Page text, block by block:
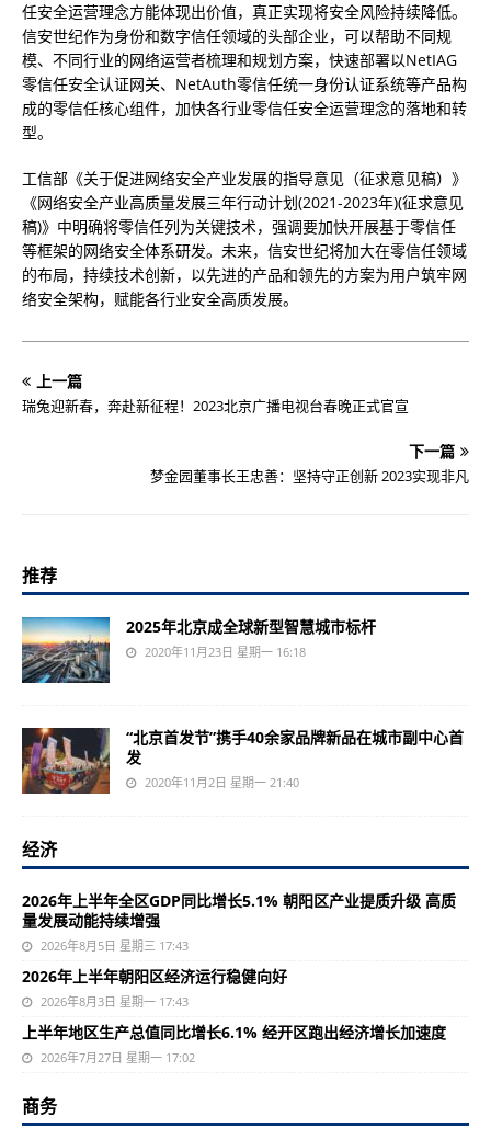
任安全运营理念方能体现出价值，真正实现将安全风险持续降低。
信安世纪作为身份和数字信任领域的头部企业，可以帮助不同规
模、不同行业的网络运营者梳理和规划方案，快速部署以NetIAG
零信任安全认证网关、NetAuth零信任统一身份认证系统等产品构
成的零信任核心组件，加快各行业零信任安全运营理念的落地和转
型。
工信部《关于促进网络安全产业发展的指导意见（征求意见稿）》
《网络安全产业高质量发展三年行动计划(2021-2023年)(征求意见
稿)》中明确将零信任列为关键技术，强调要加快开展基于零信任
等框架的网络安全体系研发。未来，信安世纪将加大在零信任领域
的布局，持续技术创新，以先进的产品和领先的方案为用户筑牢网
络安全架构，赋能各行业安全高质发展。
上一篇
瑞兔迎新春，奔赴新征程！2023北京广播电视台春晚正式官宣
下一篇
梦金园董事长王忠善：坚持守正创新 2023实现非凡
推荐
2025年北京成全球新型智慧城市标杆
2020年11月23日 星期一 16:18
“北京首发节”携手40余家品牌新品在城市副中心首
发
2020年11月2日 星期一 21:40
经济
2026年上半年全区GDP同比增长5.1% 朝阳区产业提质升级 高质
量发展动能持续增强
2026年8月5日 星期三 17:43
2026年上半年朝阳区经济运行稳健向好
2026年8月3日 星期一 17:43
上半年地区生产总值同比增长6.1% 经开区跑出经济增长加速度
2026年7月27日 星期一 17:02
商务